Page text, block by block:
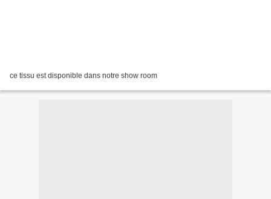
ce tissu est disponible dans notre show room